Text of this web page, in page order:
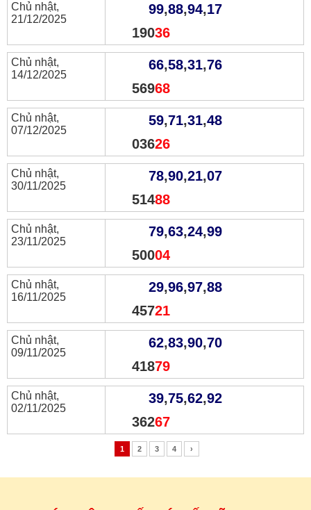
Chủ nhật,
21/12/2025
99,88,94,17
19036
Chủ nhật,
14/12/2025
66,58,31,76
56968
Chủ nhật,
07/12/2025
59,71,31,48
03626
Chủ nhật,
30/11/2025
78,90,21,07
51488
Chủ nhật,
23/11/2025
79,63,24,99
50004
Chủ nhật,
16/11/2025
29,96,97,88
45721
Chủ nhật,
09/11/2025
62,83,90,70
41879
Chủ nhật,
02/11/2025
39,75,62,92
36267
1 2 3 4 ›